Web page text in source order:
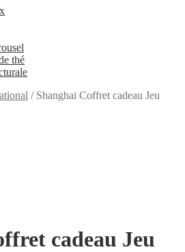
thé
/ Shanghai Coffret cadeau Jeu
cadeau Jeu